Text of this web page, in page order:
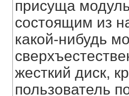
присуща
состоящим из
какой-нибудь
жесткий диск,
пользователь